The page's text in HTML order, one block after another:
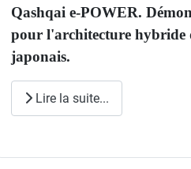
Qashqai e-POWER.
pour l'architecture hybride
japonais.
Lire la suite...